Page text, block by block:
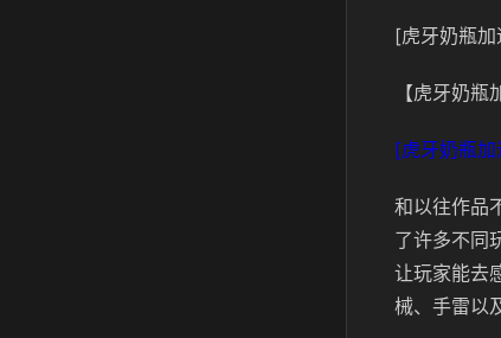
[虎牙奶瓶加
【虎牙奶
[虎牙奶瓶加
和以往作品
了许多不同
让玩家能去
械、手雷以